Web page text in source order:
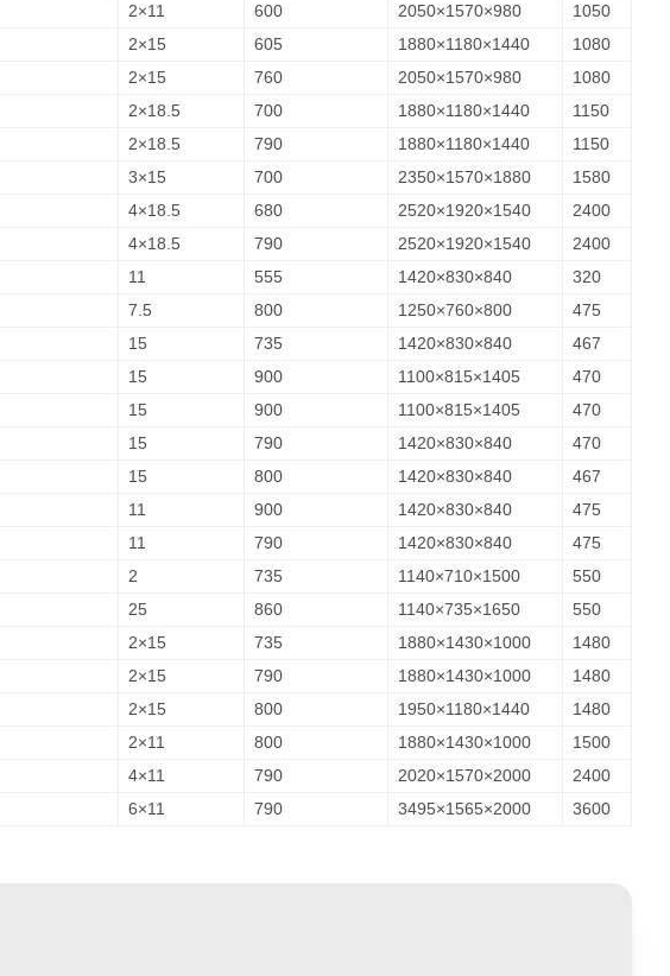
2×11 600 2050×1570×980
1050
2×15 605 1880×1180×1440
1080
2×15 760 2050×1570×980
1080
2×18.5 700 1880×1180×1440
1150
2×18.5 790 1880×1180×1440
1150
3×15 700 2350×1570×1880
1580
4×18.5 680 2520×1920×1540
2400
4×18.5 790 2520×1920×1540
2400
11 555 1420×830×840
320
7.5 800 1250×760×800
475
15 735 1420×830×840
467
15 900 1100×815×1405
470
15 900 1100×815×1405
470
15 790 1420×830×840
470
15 800 1420×830×840
467
11 900 1420×830×840
475
11 790 1420×830×840
475
2 735 1140×710×1500
550
25 860 1140×735×1650
550
2×15 735 1880×1430×1000
1480
2×15 790 1880×1430×1000
1480
2×15 800 1950×1180×1440
1480
2×11 800 1880×1430×1000
1500
4×11 790 2020×1570×2000
2400
6×11 790 3495×1565×2000 3600